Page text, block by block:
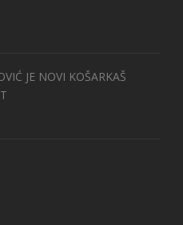
JE NOVI KOŠARKAŠ